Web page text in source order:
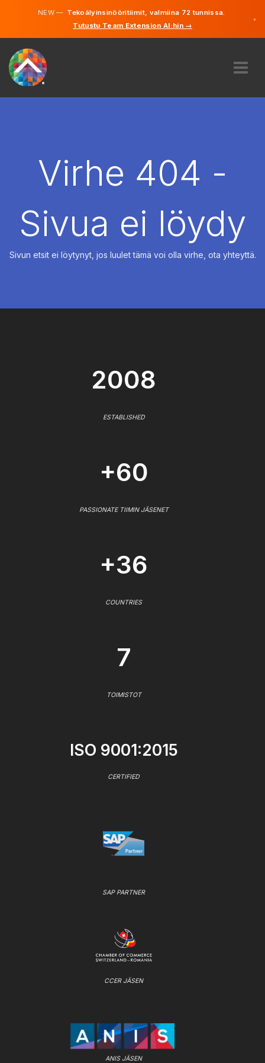
NEW —Tekoälyinsinööritiimit, valmiina 72 tunnissa.
Tutustu Team Extension AI:hin →
×
VUOKRAUS
Saksa
Englanti
Virhe 404 -
Sivua ei löydy
Sivun etsit ei löytynyt, jos luulet tämä voi olla virhe, ota yhteyttä.
2008
ESTABLISHED
+60
PASSIONATE TIIMIN JÄSENET
+36
COUNTRIES
7
TOIMISTOT
ISO 9001:2015
CERTIFIED
SAP PARTNER
CCER JÄSEN
ANIS JÄSEN